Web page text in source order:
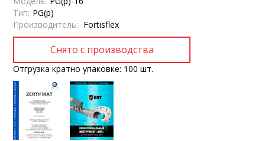
Тип: PG(p)
Производитель: Fortisflex
Отгрузка кратно упаковке: 100 шт.